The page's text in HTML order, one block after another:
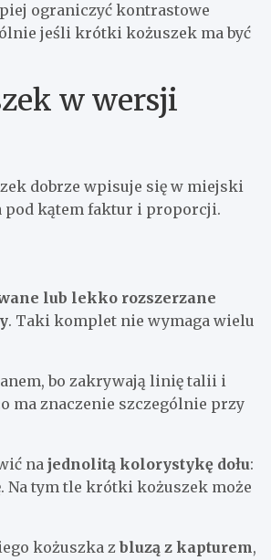
ograniczyć kontrastowe
jeśli krótki kożuszek ma być
w wersji
dobrze wpisuje się w miejski
pod kątem faktur i proporcji.
lub lekko rozszerzane
. Taki komplet nie wymaga wielu
bo zakrywają linię talii i
ma znaczenie szczególnie przy
na jednolitą kolorystykę dołu:
tym tle krótki kożuszek może
kożuszka z bluzą z kapturem,